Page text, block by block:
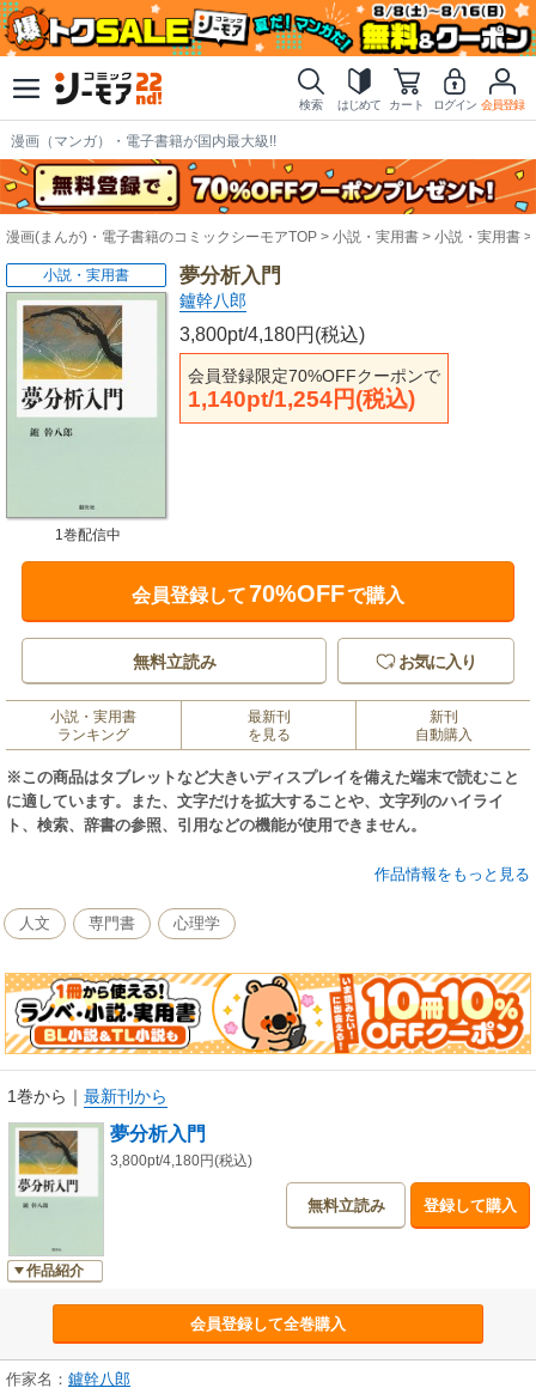
検索 はじめて カート ログイン 会員登録
漫画（マンガ）・電子書籍が国内最大級!!
漫画(まんが)・電子書籍のコミックシーモアTOP 小説・実用書 小説・実用書
夢分析入門
鑪幹八郎
3,800pt/4,180円(税込)
会員登録限定70%OFFクーポンで
1,140pt/1,254円(税込)
小説・実用書
1巻配信中
会員登録して70%OFFで購入
無料立読み お気に入り
小説・実用書
ランキング
最新刊
を見る
新刊
自動購入
※この商品はタブレットなど大きいディスプレイを備えた端末で読むこと
に適しています。また、文字だけを拡大することや、文字列のハイライ
ト、検索、辞書の参照、引用などの機能が使用できません。
前半では古代人と夢、創造性や狂気、犯罪と夢の関連を考え、後半では臨
実際を紹介する初めての入門書。
作品情報をもっと見る
人文 専門書 心理学
1巻から ｜ 最新刊から
作品紹介
夢分析入門
3,800pt/4,180円(税込)
無料立読み 登録して購入
会員登録して全巻購入
作家名： 鑪幹八郎